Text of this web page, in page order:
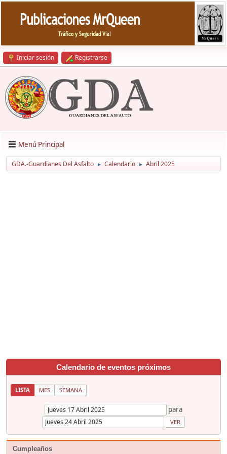
Iniciar sesión Registrarse
Menú Principal
GDA.-Guardianes Del Asfalto ► Calendario ► Abril 2025
Calendario de eventos próximos
LISTA MES SEMANA
para
Cumpleaños